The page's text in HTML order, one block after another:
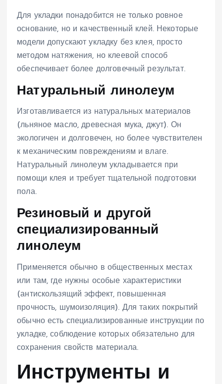
Для укладки понадобится не только ровное
основание, но и качественный клей. Некоторые
модели допускают укладку без клея, просто
методом натяжения, но клеевой способ
обеспечивает более долговечный результат.
Натуральный линолеум
Изготавливается из натуральных материалов
(льняное масло, древесная мука, джут). Он
экологичен и долговечен, но более чувствителен
к механическим повреждениям и влаге.
Натуральный линолеум укладывается при
помощи клея и требует тщательной подготовки
пола.
Резиновый и другой
специализированный
линолеум
Применяется обычно в общественных местах
или там, где нужны особые характеристики
(антискользящий эффект, повышенная
прочность, шумоизоляция). Для таких покрытий
обычно есть специализированные инструкции по
укладке, соблюдение которых обязательно для
сохранения свойств материала.
Инструменты и